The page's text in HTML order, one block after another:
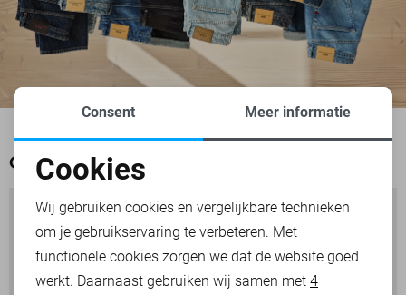
OOK HET BEKIJKEN WAARD
Noodzakelijke cookies
Personalisatie cookies
Analytische cookies
Consent Meer informatie
Cookies
Wij gebruiken cookies en vergelijkbare technieken
om je gebruikservaring te verbeteren. Met
functionele cookies zorgen we dat de website goed
werkt. Daarnaast gebruiken wij samen met 4